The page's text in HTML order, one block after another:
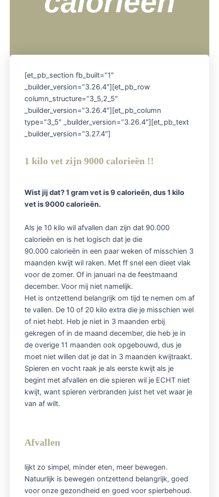
[et_pb_section fb_built=”1″
_builder_version=”3.26.4″][et_pb_row
column_structure=”3_5,2_5″
_builder_version=”3.26.4″][et_pb_column
type=”3_5″ _builder_version=”3.26.4″][et_pb_text
_builder_version=”3.27.4″]
1 kilo vet zijn 9000 calorieën !!
Wist jij dat? 1 gram vet is 9 calorieën, dus 1 kilo
vet is 9000 calorieën.
Als je 10 kilo wil afvallen dan zijn dat 90.000
calorieën en is het logisch dat je die
90.000 calorieën in een paar weken of misschien 3
maanden kwijt wil raken. Met ff snel een dieet vlak
voor de zomer. Of in januari na de feestmaand
december. Voor mij niet namelijk.
Het is ontzettend belangrijk om tijd te nemen om af
te vallen. De 10 of 20 kilo extra die je misschien wel
of niet hebt. Heb je niet in 3 maanden erbij
gekregen of in de maand december, die heb je in
de overige 11 maanden ook opgebouwd, dus je
moet niet willen dat je dat in 3 maanden kwijtraakt.
Spieren en vocht raak je als eerste kwijt als je
begint met afvallen en die spieren wil je ECHT niet
kwijt, want spieren verbranden juist het vet waar je
van af wilt.
Afvallen
lijkt zo simpel, minder eten, meer bewegen.
Natuurlijk is bewegen ontzettend belangrijk, goed
voor onze gezondheid en goed voor spierbehoud.